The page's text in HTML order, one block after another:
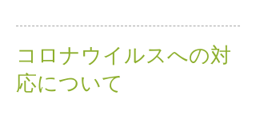
コロナウイルスへの対
応について